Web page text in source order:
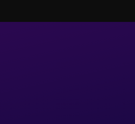
zich te bewijzen?